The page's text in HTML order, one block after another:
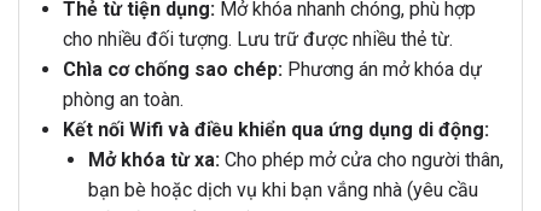
Thẻ từ tiện dụng:Mở khóa nhanh chóng, phù hợp
cho nhiều đối tượng. Lưu trữ được nhiều thẻ từ.
Chìa cơ chống sao chép:Phương án mở khóa dự
phòng an toàn.
Kết nối Wifi và điều khiển qua ứng dụng di động:
Mở khóa từ xa:Cho phép mở cửa cho người thân,
bạn bè hoặc dịch vụ khi bạn vắng nhà (yêu cầu